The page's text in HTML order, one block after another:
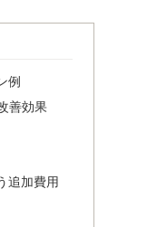
例
善効果
追加費用